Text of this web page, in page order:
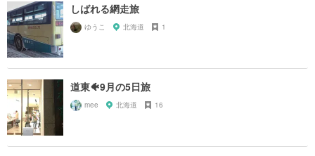
しばれる網走旅
ゆうこ 北海道 1
道東🐠9月の5日旅
mee 北海道 16